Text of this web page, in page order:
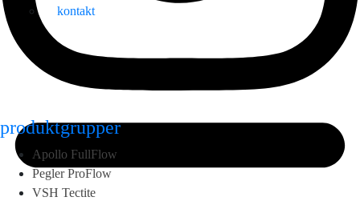
kontakt
produktgrupper
Apollo FullFlow
Pegler ProFlow
VSH Tectite